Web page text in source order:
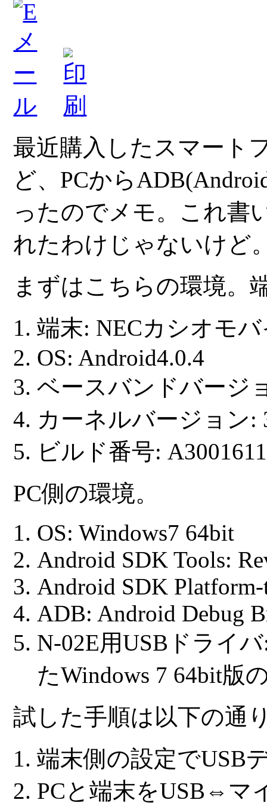
最近購入したスマート
ど、PCから
ったのでメモ。これ書
れたわけじゃないけど
まずはこちらの環境。
端末: NECカシオモ
OS: Android4.0.4
ベースバンドバージ
カーネルバージョン:
ビルド番号: A3001611
PC側の環境。
OS: Windows7 64bit
Android SDK Tools:
Android SDK
ADB: Android Debug
N-02E用USBドライ
たWindows 7 64bit版
試した手順は以下の通
端末側の設定でUSB
PCと端末をUSB⇔マ